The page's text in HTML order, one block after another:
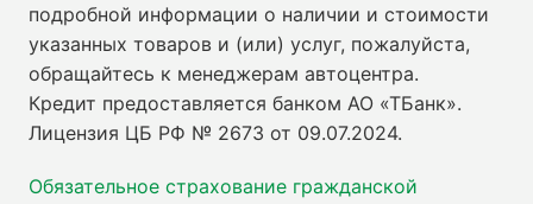
подробной информации о наличии и стоимости
указанных товаров и (или) услуг, пожалуйста,
обращайтесь к менеджерам автоцентра.
Кредит предоставляется банком АО «ТБанк».
Лицензия ЦБ РФ № 2673 от 09.07.2024.
Обязательное страхование гражданской